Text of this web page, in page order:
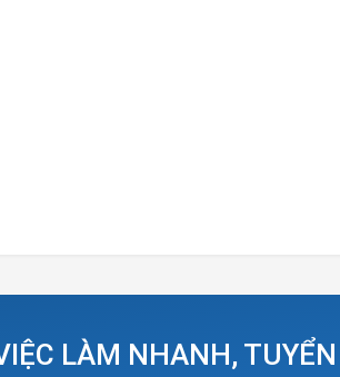
LÀM NHANH,